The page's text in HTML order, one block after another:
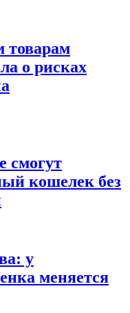
товарам
о рисках
смогут
кошелек без
у
меняется